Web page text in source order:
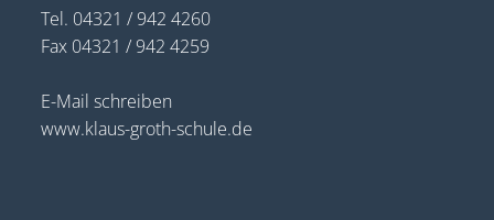
Tel. 04321 / 942 4260
Fax 04321 / 942 4259
E-Mail schreiben
www.klaus-groth-schule.de